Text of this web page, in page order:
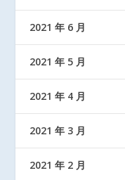
2021 年 6 月
2021 年 5 月
2021 年 4 月
2021 年 3 月
2021 年 2 月